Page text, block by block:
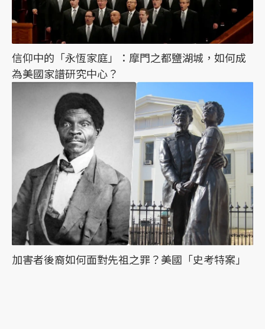
信仰中的「永恆家庭」：摩門之都鹽湖城，如何成
為美國家譜研究中心？
加害者後裔如何面對先祖之罪？美國「史考特案」